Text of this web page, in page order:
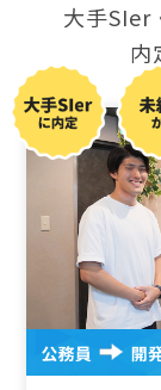
大手SIer
内